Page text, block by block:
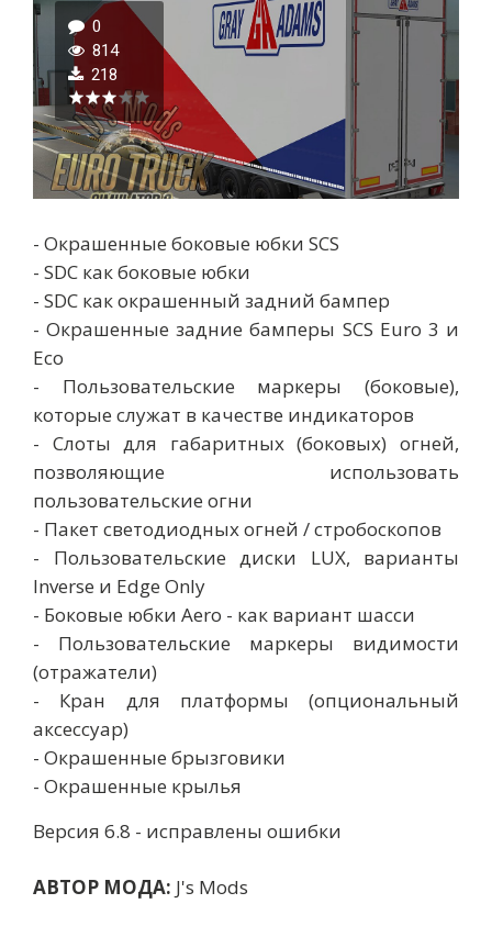
0
814
218
- Окрашенные боковые юбки SCS
- SDC как боковые юбки
- SDC как окрашенный задний бампер
- Окрашенные задние бамперы SCS Euro 3 и
Eco
- Пользовательские маркеры (боковые),
которые служат в качестве индикаторов
- Слоты для габаритных (боковых) огней,
позволяющие использовать
пользовательские огни
- Пакет светодиодных огней / стробоскопов
- Пользовательские диски LUX, варианты
Inverse и Edge Only
- Боковые юбки Aero - как вариант шасси
- Пользовательские маркеры видимости
(отражатели)
- Кран для платформы (опциональный
аксессуар)
- Окрашенные брызговики
- Окрашенные крылья
Версия 6.8 - исправлены ошибки
АВТОР МОДА: J's Mods